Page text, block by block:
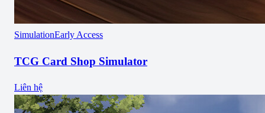
SimulationEarly Access
TCG Card Shop Simulator
Liên hệ